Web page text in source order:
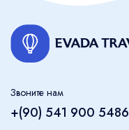
Звоните нам
+(90) 541 900 5486